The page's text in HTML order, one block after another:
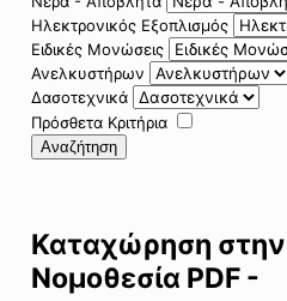
Ηλεκτρονικός Εξοπλισμός
Ειδικές Μονώσεις
Ανελκυστήρων
Δασοτεχνικά
Πρόσθετα Κριτήρια
Αναζήτηση
Καταχώρηση στην
Νομοθεσία PDF -